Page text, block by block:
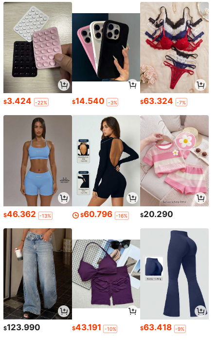
$3.424 -22% $14.540 -3% $63.324 -7%
$46.362 -13% $60.796 -16% $20.290
$123.990 $43.191 -10% $63.418 -9%